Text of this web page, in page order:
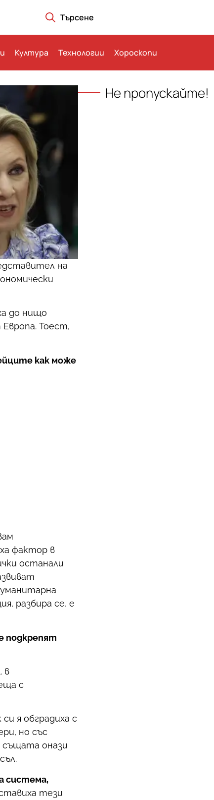
Търсене
Култура Технологии Хороскопи
на
до нищо
Тоест,
как може
фактор в
останали
разбира се, е
подкрепят
в
с
я обградиха с
но със
същата онази
система,
тези
Не пропускайте!